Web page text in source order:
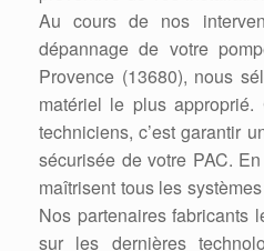
Au cours de nos
dépannage de votre
Provence (13680), nous
matériel le plus
techniciens, c’est garantir
sécurisée de votre PAC.
maîtrisent tous les
Nos partenaires fabricants
sur les dernières